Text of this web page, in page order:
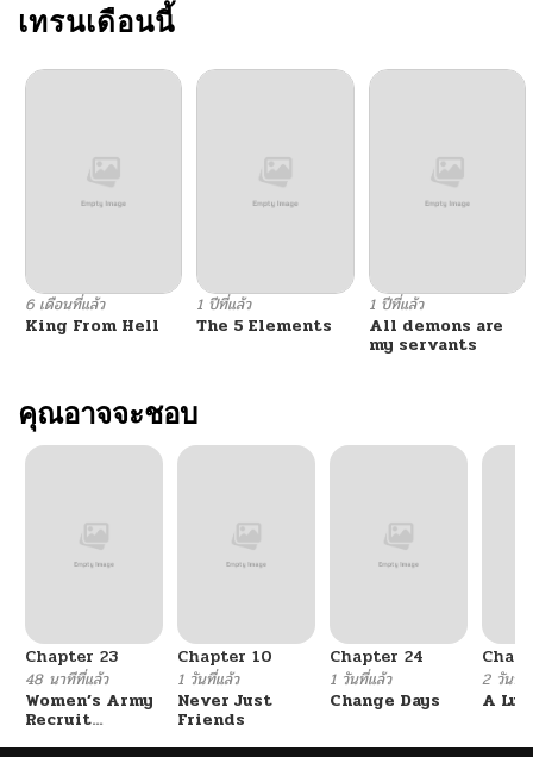
เทรนเดือนนี้
6 เดือนที่แล้ว
King From Hell
1 ปีที่แล้ว
The 5 Elements
1 ปีที่แล้ว
All demons are
my servants
คุณอาจจะชอบ
Chapter 23
48 นาทีที่แล้ว
Women’s Army
Recruit
Chapter 10
1 วันที่แล้ว
Never Just
Friends
Chapter 24
1 วันที่แล้ว
Change Days
2 วันที่แ
A